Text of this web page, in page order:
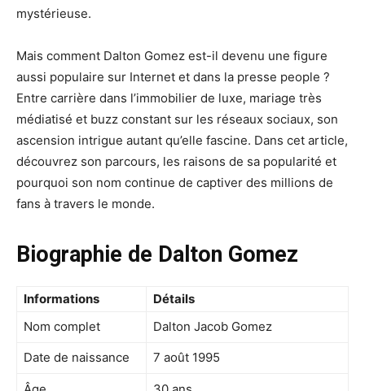
mystérieuse.
Mais comment Dalton Gomez est-il devenu une figure
aussi populaire sur Internet et dans la presse people ?
Entre carrière dans l’immobilier de luxe, mariage très
médiatisé et buzz constant sur les réseaux sociaux, son
ascension intrigue autant qu’elle fascine. Dans cet article,
découvrez son parcours, les raisons de sa popularité et
pourquoi son nom continue de captiver des millions de
fans à travers le monde.
Biographie de Dalton Gomez
Informations
Détails
Nom complet
Dalton Jacob Gomez
Date de naissance
7 août 1995